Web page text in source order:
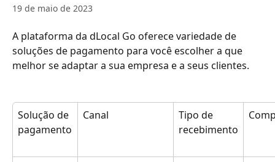
19 de maio de 2023
A plataforma da dLocal Go oferece variedade de
soluções de pagamento para você escolher a que
melhor se adaptar a sua empresa e a seus clientes.
Solução de
pagamento
Canal
Tipo de
recebimento